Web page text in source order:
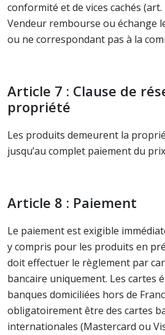
conformité et de vices cachés (art.
Vendeur rembourse ou échange
ou ne correspondant pas à la
Article 7 : Clause de
propriété
Les produits demeurent la
jusqu’au complet paiement du
Article 8 : Paiement
Le paiement est exigible
y compris pour les produits en
doit effectuer le règlement par
bancaire uniquement. Les cartes
banques domiciliées hors de
obligatoirement être des cartes
internationales (Mastercard ou